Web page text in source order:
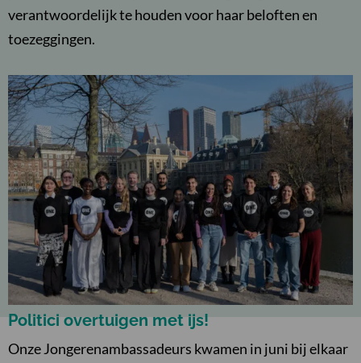
verantwoordelijk te houden voor haar beloften en
toezeggingen.
Politici overtuigen met ijs!
Onze Jongerenambassadeurs kwamen in juni bij elkaar